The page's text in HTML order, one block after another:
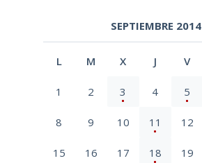
SEPTIEMBRE 2014
L M X J V
1 2 3 4 5
8 9 10 11 12
15 16 17 18 19